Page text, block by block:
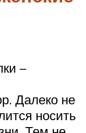
–
Далеко не
носить